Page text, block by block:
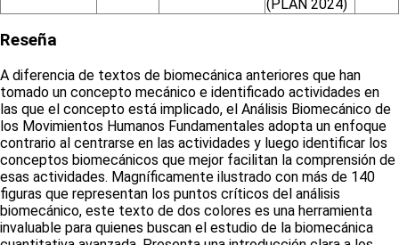
(PLAN 2024)
Reseña
A diferencia de textos de biomecánica anteriores que han
tomado un concepto mecánico e identificado actividades en
las que el concepto está implicado, el Análisis Biomecánico de
los Movimientos Humanos Fundamentales adopta un enfoque
contrario al centrarse en las actividades y luego identificar los
conceptos biomecánicos que mejor facilitan la comprensión de
esas actividades. Magníficamente ilustrado con más de 140
figuras que representan los puntos críticos del análisis
biomecánico, este texto de dos colores es una herramienta
invaluable para quienes buscan el estudio de la biomecánica